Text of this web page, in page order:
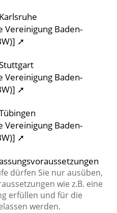
Vereinigung Baden-
➚
Vereinigung Baden-
➚
Vereinigung Baden-
➚
dürfen Sie nur ausüben,
wie z.B. eine
erfüllen und für die
werden.